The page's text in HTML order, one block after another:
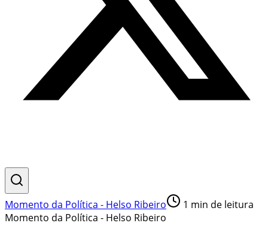
Momento da Política - Helso Ribeiro 1 min de leitura
Momento da Política - Helso Ribeiro